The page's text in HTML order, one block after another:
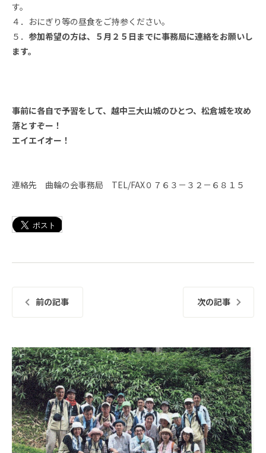
す。
４．おにぎり等の昼食をご持参ください。
５． 参加希望の方は、５月２５日までに事務局に連絡をお願いし
ます。
事前に各自で予習をして、越中三大山城のひとつ、松倉城を攻め
落とすぞー！
エイエイオー！
連絡先 曲輪の会事務局 TEL/FAX０７６３－３２－６８１５
前の記事 次の記事